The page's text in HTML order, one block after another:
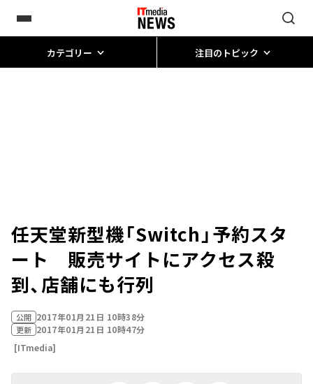
カテゴリー 注目のトピック
任天堂新型機「Switch」予約スタ
ート 販売サイトにアクセス殺
到、店舗にも行列
公開 2017年01月21日 10時38分
更新 2017年01月21日 10時47分
[ITmedia]